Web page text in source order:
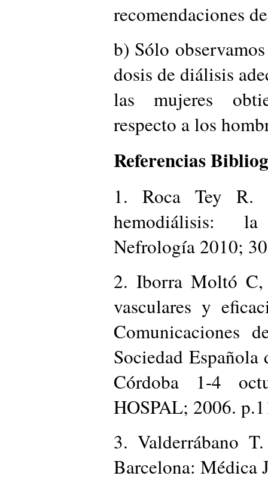
recomendaciones
b) Sólo
dosis de diálisis
las mujeres
respecto a los
Referencias
1. Roca Tey R.
hemodiálisis:
Nefrología 2010;
2. Iborra Moltó C,
vasculares y
Comunicaciones
Sociedad
Córdoba 1-4
HOSPAL; 2006.
3. Valderrábano
Barcelona: Médica